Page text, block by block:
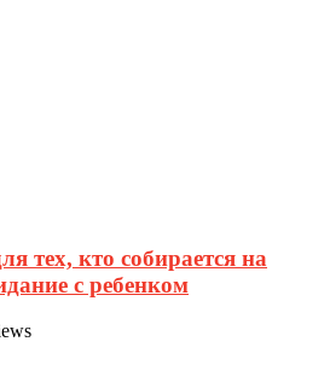
тех, кто собирается на
с ребенком